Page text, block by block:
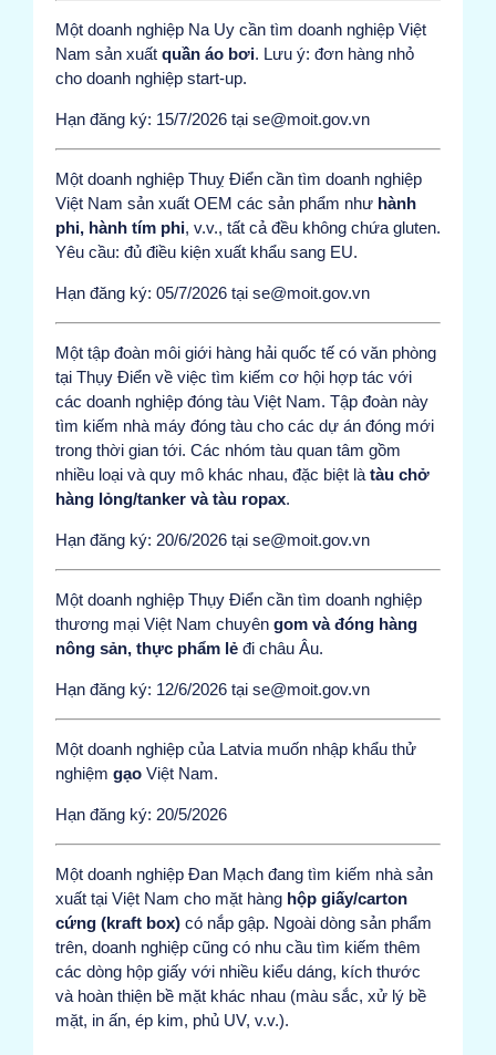
Một doanh nghiệp Na Uy cần tìm doanh nghiệp Việt
Nam sản xuất quần áo bơi. Lưu ý: đơn hàng nhỏ
cho doanh nghiệp start-up.
Hạn đăng ký: 15/7/2026 tại se@moit.gov.vn
Một doanh nghiệp Thuỵ Điển cần tìm doanh nghiệp
Việt Nam sản xuất OEM các sản phẩm như hành
phi, hành tím phi, v.v., tất cả đều không chứa gluten.
Yêu cầu: đủ điều kiện xuất khẩu sang EU.
Hạn đăng ký: 05/7/2026 tại se@moit.gov.vn
Một tập đoàn môi giới hàng hải quốc tế có văn phòng
tại Thụy Điển về việc tìm kiếm cơ hội hợp tác với
các doanh nghiệp đóng tàu Việt Nam. Tập đoàn này
tìm kiếm nhà máy đóng tàu cho các dự án đóng mới
trong thời gian tới. Các nhóm tàu quan tâm gồm
nhiều loại và quy mô khác nhau, đặc biệt là tàu chở
hàng lỏng/tanker và tàu ropax.
Hạn đăng ký: 20/6/2026 tại se@moit.gov.vn
Một doanh nghiệp Thụy Điển cần tìm doanh nghiệp
thương mại Việt Nam chuyên gom và đóng hàng
nông sản, thực phẩm lẻ đi châu Âu.
Hạn đăng ký: 12/6/2026 tại se@moit.gov.vn
Một doanh nghiệp của Latvia muốn nhập khẩu thử
nghiệm gạo Việt Nam.
Hạn đăng ký: 20/5/2026
Một doanh nghiệp Đan Mạch đang tìm kiếm nhà sản
xuất tại Việt Nam cho mặt hàng hộp giấy/carton
cứng (kraft box) có nắp gập. Ngoài dòng sản phẩm
trên, doanh nghiệp cũng có nhu cầu tìm kiếm thêm
các dòng hộp giấy với nhiều kiểu dáng, kích thước
và hoàn thiện bề mặt khác nhau (màu sắc, xử lý bề
mặt, in ấn, ép kim, phủ UV, v.v.).